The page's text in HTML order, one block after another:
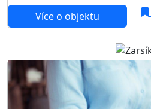
Více o objektu